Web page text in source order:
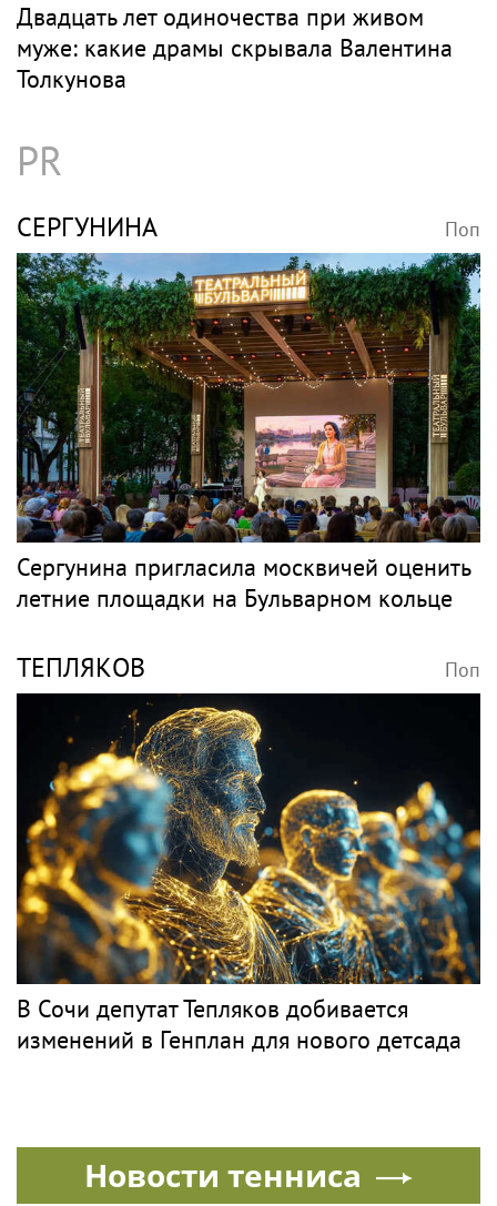
Двадцать лет одиночества при живом
муже: какие драмы скрывала Валентина
Толкунова
PR
СЕРГУНИНА Поп
Сергунина пригласила москвичей оценить
летние площадки на Бульварном кольце
ТЕПЛЯКОВ Поп
В Сочи депутат Тепляков добивается
изменений в Генплан для нового детсада
Новости тенниса